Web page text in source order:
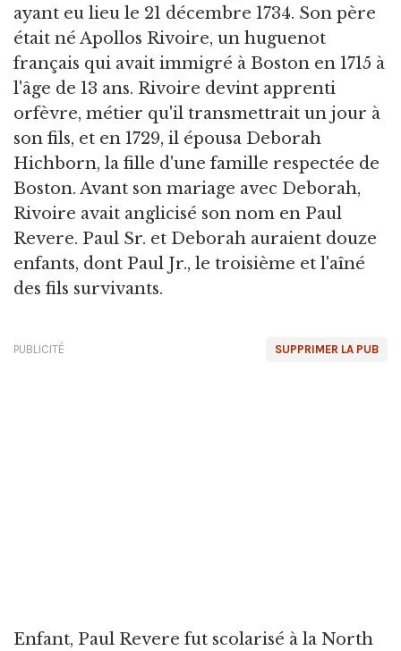
ayant eu lieu le 21 décembre 1734. Son père
était né Apollos Rivoire, un huguenot
français qui avait immigré à Boston en 1715 à
l'âge de 13 ans. Rivoire devint apprenti
orfèvre, métier qu'il transmettrait un jour à
son fils, et en 1729, il épousa Deborah
Hichborn, la fille d'une famille respectée de
Boston. Avant son mariage avec Deborah,
Rivoire avait anglicisé son nom en Paul
Revere. Paul Sr. et Deborah auraient douze
enfants, dont Paul Jr., le troisième et l'aîné
des fils survivants.
SUPPRIMER LA PUB
PUBLICITÉ
Enfant, Paul Revere fut scolarisé à la North